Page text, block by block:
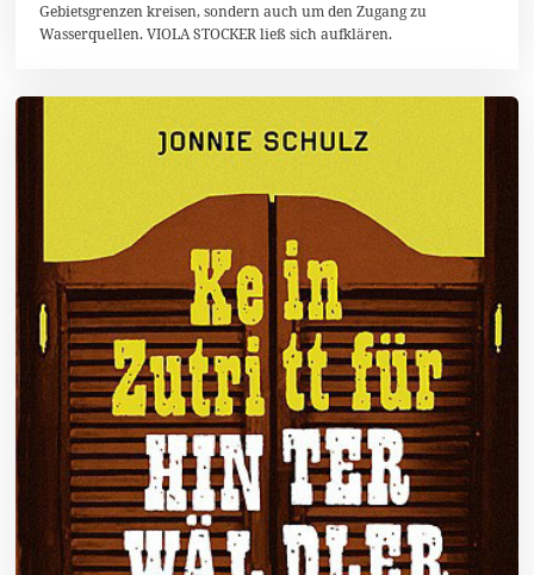
Gebietsgrenzen kreisen, sondern auch um den Zugang zu
Wasserquellen. VIOLA STOCKER ließ sich aufklären.